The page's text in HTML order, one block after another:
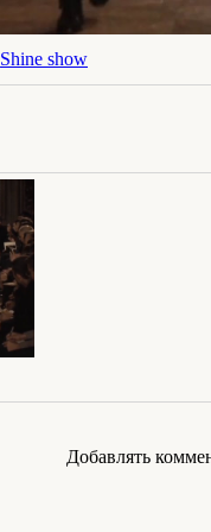
Shine show
Добавлять